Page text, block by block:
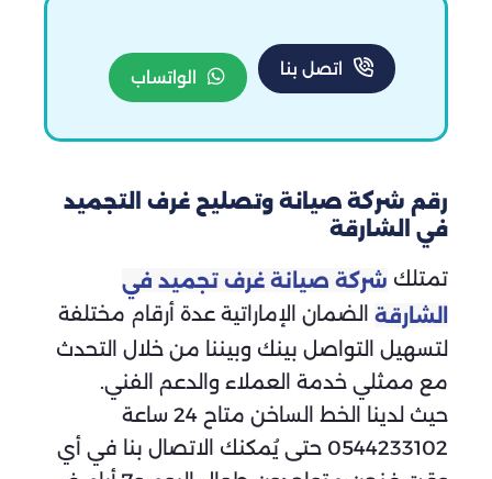
اتصل بنا الواتساب
رقم شركة صيانة وتصليح غرف التجميد
في الشارقة
تمتلك شركة صيانة غرف تجميد في
الشارقة الضمان الإماراتية عدة أرقام مختلفة
لتسهيل التواصل بينك وبيننا من خلال التحدث
مع ممثلي خدمة العملاء والدعم الفني.
حيث لدينا الخط الساخن متاح 24 ساعة
0544233102 حتى يُمكنك الاتصال بنا في أي